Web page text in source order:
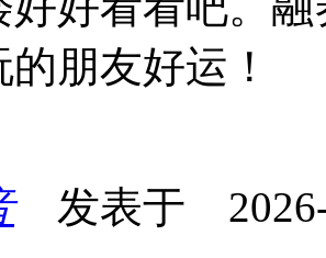
朋友好运！
发表于 2026-